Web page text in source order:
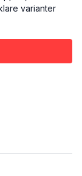
varianter
med hopp.